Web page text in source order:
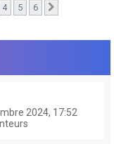
4 5 6
2024, 17:52